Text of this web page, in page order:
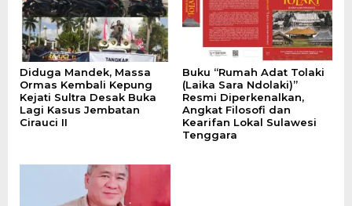
Diduga Mandek, Massa
Ormas Kembali Kepung
Kejati Sultra Desak Buka
Lagi Kasus Jembatan
Cirauci II
Buku “Rumah Adat Tolaki
(Laika Sara Ndolaki)”
Resmi Diperkenalkan,
Angkat Filosofi dan
Kearifan Lokal Sulawesi
Tenggara